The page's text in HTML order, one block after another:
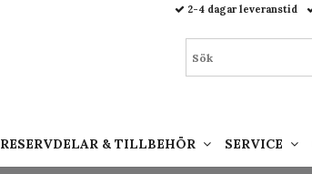
2-4 dagar leveranstid
RESERVDELAR & TILLBEHÖR SERVICE